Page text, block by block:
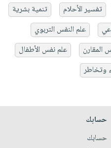
تفسير الأحلام
تنمية بشرية
علم النفس التربوي
المقارن
علم نفس الأطفال
وتخاطر
حسابك
حسابك